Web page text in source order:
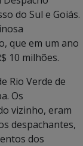
do Sul e Goiás.
que em um ano
10 milhões.
Rio Verde de
Os
vizinho, eram
despachantes,
dos